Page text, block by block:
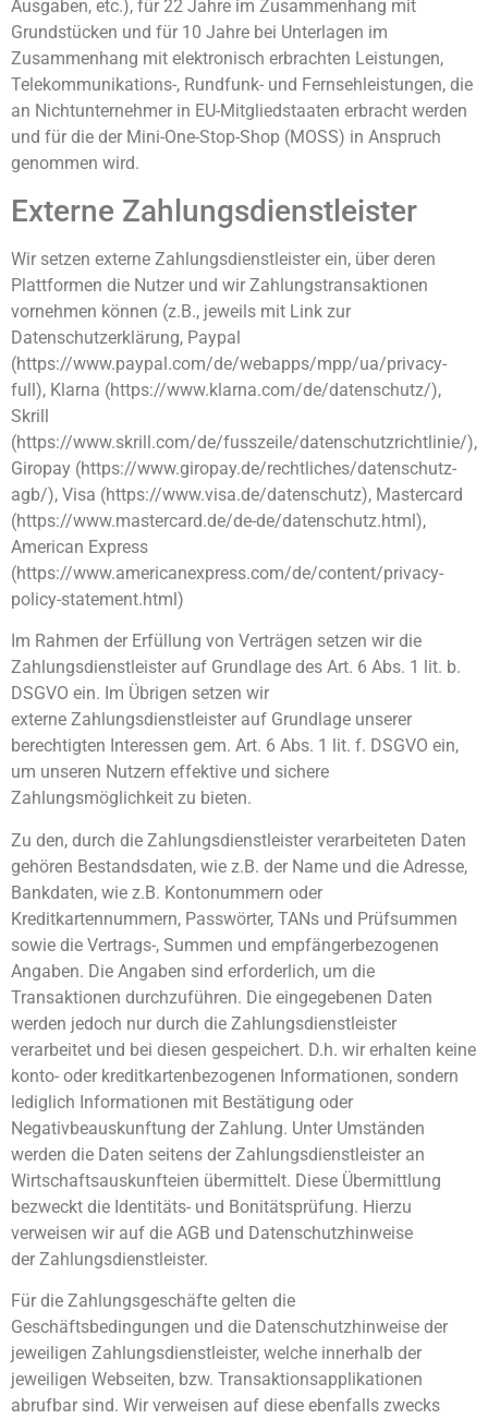
Ausgaben, etc.), für 22 Jahre im Zusammenhang mit
Grundstücken und für 10 Jahre bei Unterlagen im
Zusammenhang mit elektronisch erbrachten Leistungen,
Telekommunikations-, Rundfunk- und Fernsehleistungen, die
an Nichtunternehmer in EU-Mitgliedstaaten erbracht werden
und für die der Mini-One-Stop-Shop (MOSS) in Anspruch
genommen wird.
Externe Zahlungsdienstleister
Wir setzen externe Zahlungsdienstleister ein, über deren
Plattformen die Nutzer und wir Zahlungstransaktionen
vornehmen können (z.B., jeweils mit Link zur
Datenschutzerklärung, Paypal
(https://www.paypal.com/de/webapps/mpp/ua/privacy-
full), Klarna (https://www.klarna.com/de/datenschutz/),
Skrill
(https://www.skrill.com/de/fusszeile/datenschutzrichtlinie/),
Giropay (https://www.giropay.de/rechtliches/datenschutz-
agb/), Visa (https://www.visa.de/datenschutz), Mastercard
(https://www.mastercard.de/de-de/datenschutz.html),
American Express
(https://www.americanexpress.com/de/content/privacy-
policy-statement.html)
Im Rahmen der Erfüllung von Verträgen setzen wir die
Zahlungsdienstleister auf Grundlage des Art. 6 Abs. 1 lit. b.
DSGVO ein. Im Übrigen setzen wir
externe Zahlungsdienstleister auf Grundlage unserer
berechtigten Interessen gem. Art. 6 Abs. 1 lit. f. DSGVO ein,
um unseren Nutzern effektive und sichere
Zahlungsmöglichkeit zu bieten.
Zu den, durch die Zahlungsdienstleister verarbeiteten Daten
gehören Bestandsdaten, wie z.B. der Name und die Adresse,
Bankdaten, wie z.B. Kontonummern oder
Kreditkartennummern, Passwörter, TANs und Prüfsummen
sowie die Vertrags-, Summen und empfängerbezogenen
Angaben. Die Angaben sind erforderlich, um die
Transaktionen durchzuführen. Die eingegebenen Daten
werden jedoch nur durch die Zahlungsdienstleister
verarbeitet und bei diesen gespeichert. D.h. wir erhalten keine
konto- oder kreditkartenbezogenen Informationen, sondern
lediglich Informationen mit Bestätigung oder
Negativbeauskunftung der Zahlung. Unter Umständen
werden die Daten seitens der Zahlungsdienstleister an
Wirtschaftsauskunfteien übermittelt. Diese Übermittlung
bezweckt die Identitäts- und Bonitätsprüfung. Hierzu
verweisen wir auf die AGB und Datenschutzhinweise
der Zahlungsdienstleister.
Für die Zahlungsgeschäfte gelten die
Geschäftsbedingungen und die Datenschutzhinweise der
jeweiligen Zahlungsdienstleister, welche innerhalb der
jeweiligen Webseiten, bzw. Transaktionsapplikationen
abrufbar sind. Wir verweisen auf diese ebenfalls zwecks